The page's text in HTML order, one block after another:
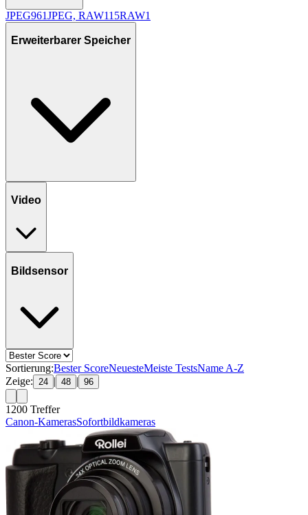
JPEG961JPEG, RAW115RAW1
Erweiterbarer Speicher
Video
Bildsensor
Sortierung:Bester ScoreNeuesteMeiste TestsName A-Z
Zeige: 24 | 48 | 96
1200 Treffer
Canon-KamerasSofortbildkameras